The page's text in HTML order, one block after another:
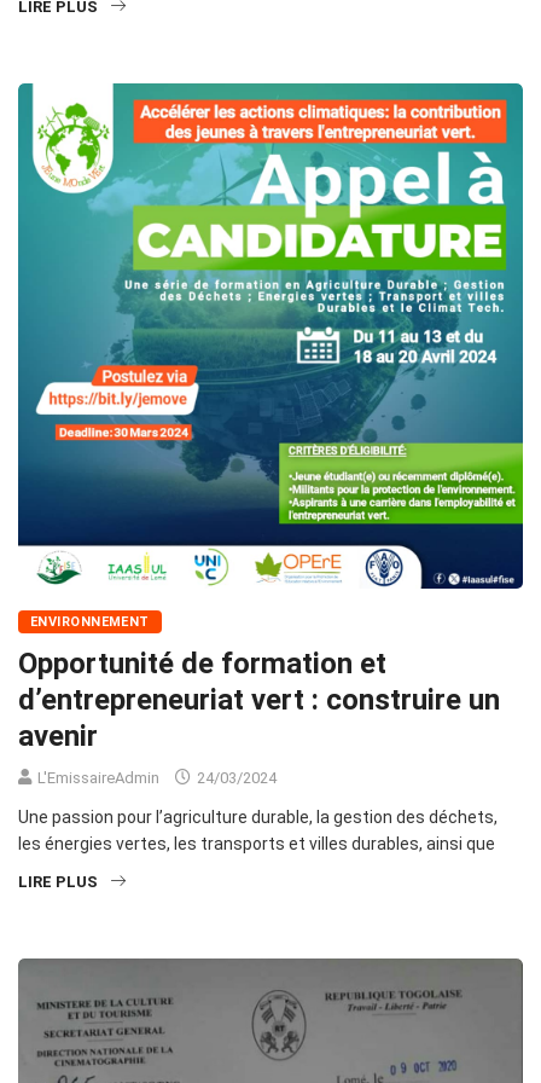
LIRE PLUS
ENVIRONNEMENT
Opportunité de formation et
d’entrepreneuriat vert : construire un
avenir
L'EmissaireAdmin 24/03/2024
Une passion pour l’agriculture durable, la gestion des déchets,
les énergies vertes, les transports et villes durables, ainsi que
LIRE PLUS